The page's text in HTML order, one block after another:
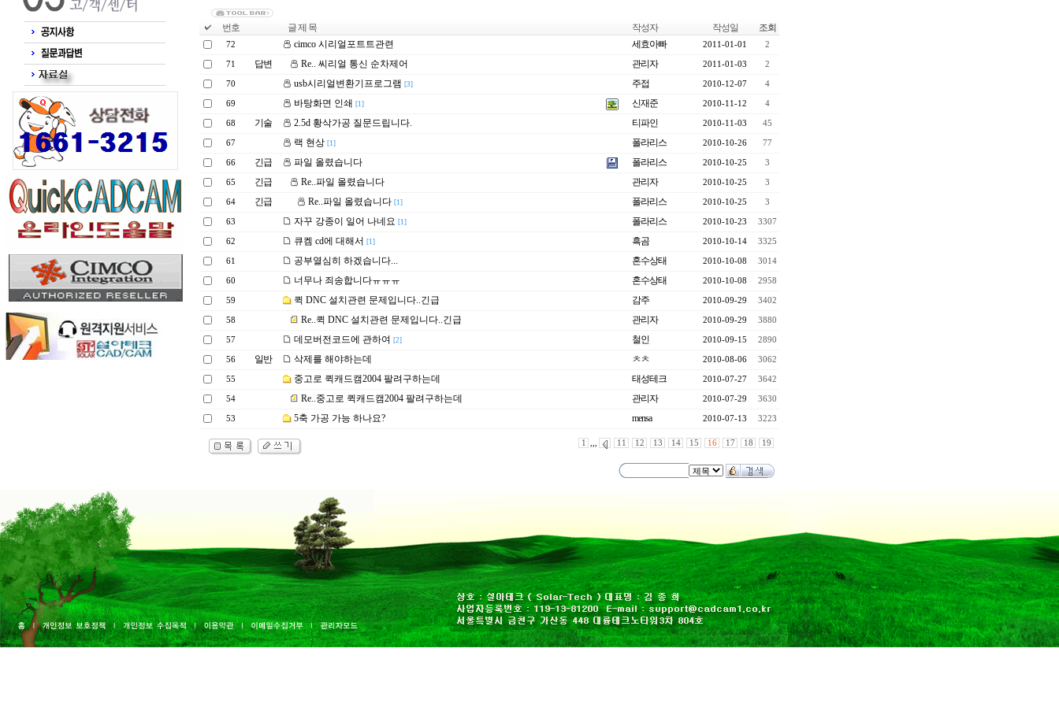
번호 글 제 목 작성자 작성일 조회
72 cimco 시리얼포트트관련 세효아빠 2011-01-01 2
71 답변 Re.. 씨리얼 통신 순차제어 관리자 2011-01-03 2
70 usb시리얼변환기프로그램 [3] 주접 2010-12-07 4
69 바탕화면 인쇄 [1] 신재준 2010-11-12 4
68 기술 2.5d 황삭가공 질문드립니다. 티파인 2010-11-03 45
67 랙 현상 [1] 폴라리스 2010-10-26 77
66 긴급 파일 올렸습니다 폴라리스 2010-10-25 3
65 긴급 Re..파일 올렸습니다 관리자 2010-10-25 3
64 긴급 Re..파일 올렸습니다 [1] 폴라리스 2010-10-25 3
63 자꾸 강종이 일어 나네요 [1] 폴라리스 2010-10-23 3307
62 큐켐 cd에 대해서 [1] 흑곰 2010-10-14 3325
61 공부열심히 하겠습니다... 혼수상태 2010-10-08 3014
60 너무나 죄송합니다ㅠㅠㅠ 혼수상태 2010-10-08 2958
59 퀵 DNC 설치관련 문제입니다..긴급 감주 2010-09-29 3402
58 Re..퀵 DNC 설치관련 문제입니다..긴급 관리자 2010-09-29 3880
57 데모버전코드에 관하여 [2] 철인 2010-09-15 2890
56 일반 삭제를 해야하는데 ㅊㅊ 2010-08-06 3062
55 중고로 퀵캐드캠2004 팔려구하는데 태성테크 2010-07-27 3642
54 Re..중고로 퀵캐드캠2004 팔려구하는데 관리자 2010-07-29 3630
53 5축 가공 가능 하나요? mensa 2010-07-13 3223
1 ,,, 11 12 13 14 15 16 17 18 19